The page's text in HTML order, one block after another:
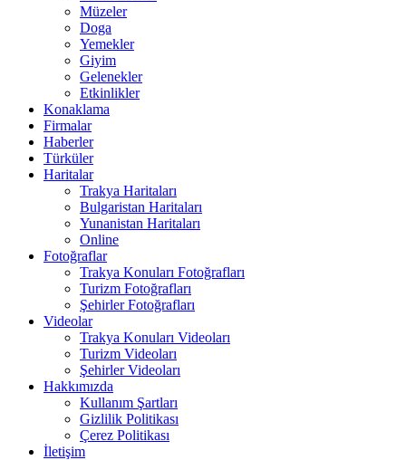
Müzeler
Doga
Yemekler
Giyim
Gelenekler
Etkinlikler
Konaklama
Firmalar
Haberler
Türküler
Haritalar
Trakya Haritaları
Bulgaristan Haritaları
Yunanistan Haritaları
Online
Fotoğraflar
Trakya Konuları Fotoğrafları
Turizm Fotoğrafları
Şehirler Fotoğrafları
Videolar
Trakya Konuları Videoları
Turizm Videoları
Şehirler Videoları
Hakkımızda
Kullanım Şartları
Gizlilik Politikası
Çerez Politikası
İletişim